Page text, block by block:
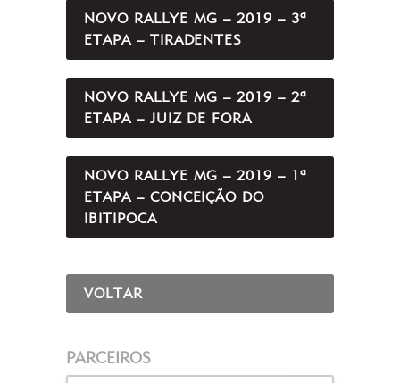
NOVO RALLYE MG – 2019 – 3ª
ETAPA – TIRADENTES
NOVO RALLYE MG – 2019 – 2ª
ETAPA – JUIZ DE FORA
NOVO RALLYE MG – 2019 – 1ª
ETAPA – CONCEIÇÃO DO
IBITIPOCA
VOLTAR
PARCEIROS